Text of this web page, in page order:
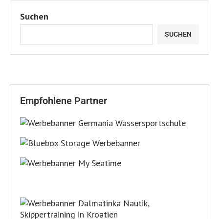
Suchen
SUCHEN
Empfohlene Partner